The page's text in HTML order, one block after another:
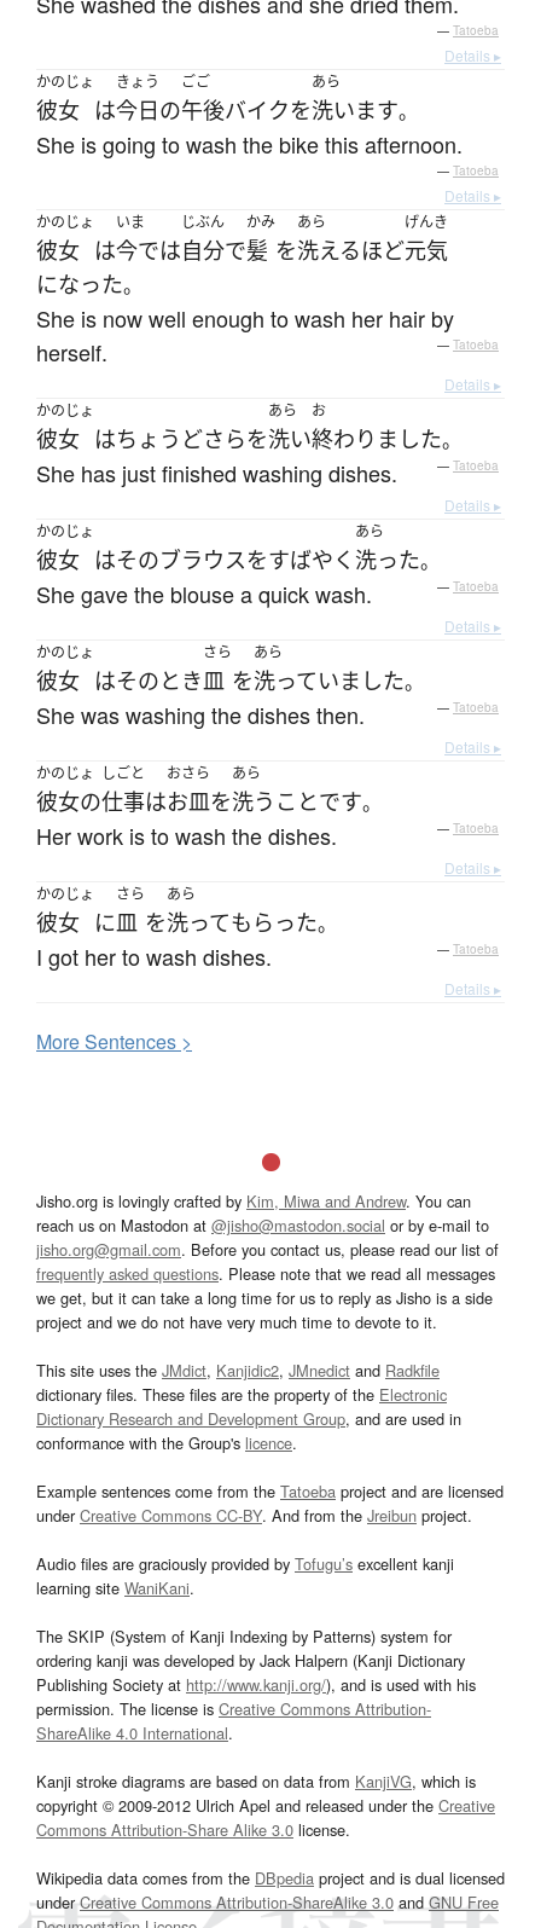
— Tatoeba
Details ▸
かのじょ
彼女 は
きょう
今日の
ごご
午後バイクを
あら
洗います。
She is going to wash the bike this afternoon.
— Tatoeba
Details ▸
かのじょ
彼女 は
いま
今では
じぶん
自分で
かみ
髪 を
あら
洗えるほど
げんき
元気
になった。
She is now well enough to wash her hair by
herself.
— Tatoeba
Details ▸
かのじょ
彼女 はちょうどさらを
あら
洗い
お
終わりました。
She has just finished washing dishes. — Tatoeba
Details ▸
かのじょ
彼女 はそのブラウスをすばやく
あら
洗った。
She gave the blouse a quick wash. — Tatoeba
Details ▸
かのじょ
彼女 はそのとき
さら
皿 を
あら
洗っていました。
She was washing the dishes then. — Tatoeba
Details ▸
かのじょ
彼女の
しごと
仕事は
おさら
お皿を
あら
洗う ことです。
Her work is to wash the dishes. — Tatoeba
Details ▸
かのじょ
彼女 に
さら
皿 を
あら
洗ってもらった。
I got her to wash dishes. — Tatoeba
Details ▸
MoreSentences >
Jisho.org is lovingly crafted by Kim, Miwa and Andrew. You can
reach us on Mastodon at @jisho@mastodon.social or by e-mail to
jisho.org@gmail.com. Before you contact us, please read our list of
frequently asked questions. Please note that we read all messages
we get, but it can take a long time for us to reply as Jisho is a side
project and we do not have very much time to devote to it.
This site uses the JMdict, Kanjidic2, JMnedict and Radkfile
dictionary files. These files are the property of the Electronic
Dictionary Research and Development Group, and are used in
conformance with the Group's licence.
Example sentences come from the Tatoeba project and are licensed
underCreative Commons CC-BY. And from the Jreibun project.
Audio files are graciously provided by Tofugu’s excellent kanji
learning site WaniKani.
The SKIP (System of Kanji Indexing by Patterns) system for
ordering kanji was developed by Jack Halpern (Kanji Dictionary
Publishing Society at http://www.kanji.org/), and is used with his
permission. The license is Creative Commons Attribution-
ShareAlike 4.0 International.
Kanji stroke diagrams are based on data from KanjiVG, which is
copyright © 2009-2012 Ulrich Apel and released under the Creative
Commons Attribution-Share Alike 3.0 license.
Wikipedia data comes from the DBpedia project and is dual licensed
underCreative Commons Attribution-ShareAlike 3.0and GNU Free